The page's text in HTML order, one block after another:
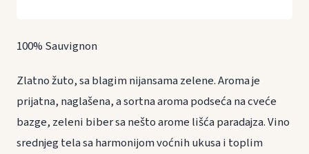
100% Sauvignon
Zlatno žuto, sa blagim nijansama zelene. Aroma je
prijatna, naglašena, a sortna aroma podseća na cveće
bazge, zeleni biber sa nešto arome lišća paradajza. Vino
srednjeg tela sa harmonijom voćnih ukusa i toplim